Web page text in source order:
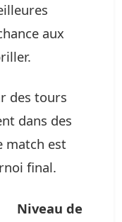
aux
des tours
dans des
match est
final.
Niveau de